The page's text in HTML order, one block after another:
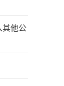
其他公